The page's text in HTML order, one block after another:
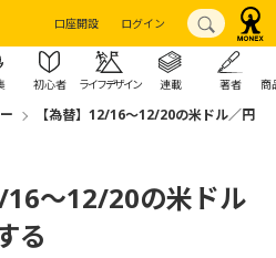
口座開設 ログイン
初心者 ライフデザイン 連載 著者 商
【為替】12/16～12/20の米ドル／円
16～12/20の米ドル
る